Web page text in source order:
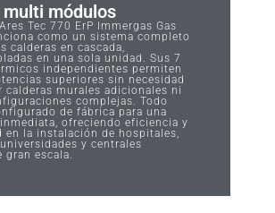
multi módulos
Tec 770 ErP Immergas Gas
como un sistema completo
calderas en cascada,
en una sola unidad. Sus 7
independientes permiten
superiores sin necesidad
calderas murales adicionales ni
complejas. Todo
de fábrica para una
ofreciendo eficiencia y
en la instalación de hospitales,
y centrales
gran escala.